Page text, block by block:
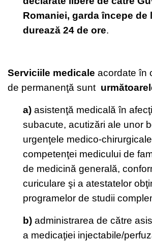
Romaniei, garda începe de
durează 24 de ore.
Serviciile medicale acordate în
de permanenţă sunt
a) asistenţă medicală în
subacute, acutizări ale unor
urgenţele medico-
competenţei medicului de
de medicină generală,
curiculare şi a atestatelor
programelor de studii
b) administrarea de către
a medicaţiei injectabile/